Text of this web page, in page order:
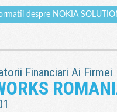
despre NOKIA
Financiari Ai Firmei